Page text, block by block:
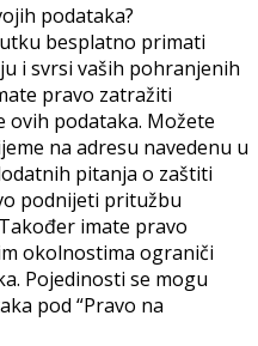
podataka?
besplatno primati
i svrsi vaših pohranjenih
pravo zatražiti
ovih podataka. Možete
na adresu navedenu u
pitanja o zaštiti
podnijeti pritužbu
imate pravo
okolnostima ograniči
Pojedinosti se mogu
pod “Pravo na